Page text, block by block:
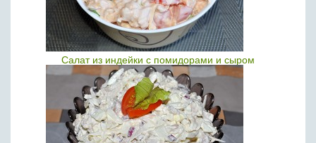
Салат из индейки с помидорами и сыром